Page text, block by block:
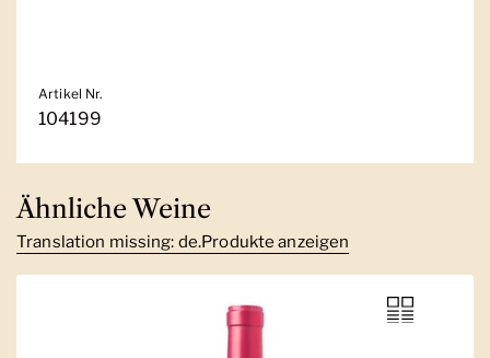
Artikel Nr.
104199
Ähnliche Weine
Translation missing: de.Produkte anzeigen